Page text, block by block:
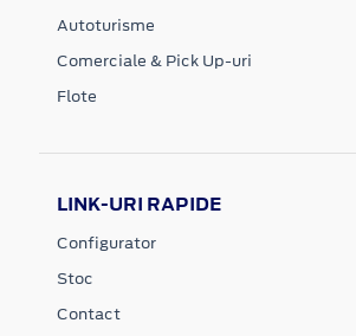
Autoturisme
Comerciale & Pick Up-uri
Flote
LINK-URI RAPIDE
Configurator
Stoc
Contact